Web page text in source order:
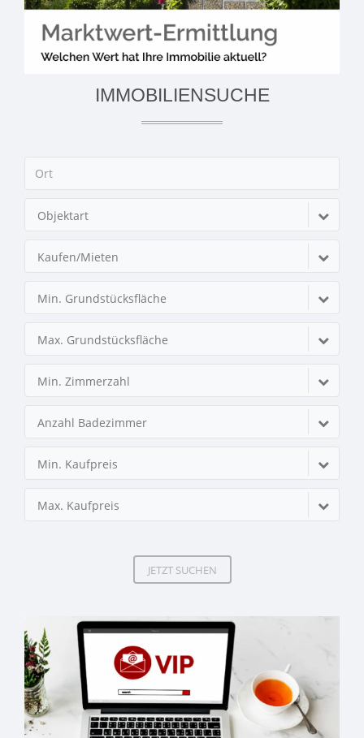
IMMOBILIENSUCHE
Objektart
Kaufen/Mieten
Min. Grundstücksfläche
Max. Grundstücksfläche
Min. Zimmerzahl
Anzahl Badezimmer
Min. Kaufpreis
Max. Kaufpreis
JETZT SUCHEN